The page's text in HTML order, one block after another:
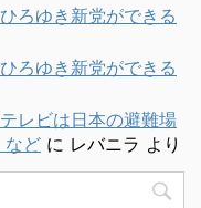
ろゆき新党ができる
ろゆき新党ができる
レビは日本の避難場
など に レバニラ より